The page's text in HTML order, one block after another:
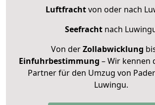
Luftfrachtvon oder nach
Seefracht nach
Von derZollabwicklung
Einfuhrbestimmung – Wir kennen
Partner für den Umzug von
Luwingu.